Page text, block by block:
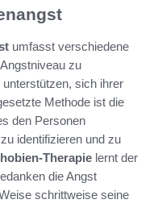
umfasst verschiedene
zu
sich ihrer
Methode ist die
den Personen
identifizieren und zu
Therapie lernt der
die Angst
schrittweise seine